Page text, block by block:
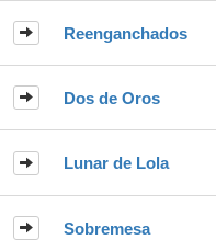
Reenganchados
Dos de Oros
Lunar de Lola
Sobremesa